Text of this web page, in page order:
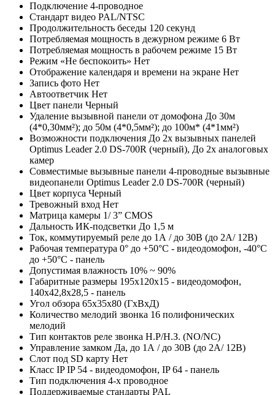
Подключение 4-проводное
Стандарт видео PAL/NTSC
Продолжительность беседы 120 секунд
Потребляемая мощность в дежурном режиме 6 Вт
Потребляемая мощность в рабочем режиме 15 Вт
Режим «Не беспокоить» Нет
Отображение календаря и времени на экране Нет
Запись фото Нет
Автоответчик Нет
Цвет панели Черный
Удаление вызывной панели от домофона До 30м
(4*0,30мм²); до 50м (4*0,5мм²); до 100м* (4*1мм²)
Возможности подключения До 2х вызывных панелей
Optimus Leader 2.0 DS-700R (черный), До 2х аналоговых
камер
Совместимые вызывные панели 4-проводные вызывные
видеопанели Optimus Leader 2.0 DS-700R (черный)
Цвет корпуса Черный
Тревожный вход Нет
Матрица камеры 1/ 3” CMOS
Дальность ИК-подсветки До 1,5 м
Ток, коммутируемый реле до 1А / до 30В (до 2А/ 12В)
Рабочая температура 0° до +50°С - видеодомофон, -40°С
до +50°С - панель
Допустимая влажность 10% ~ 90%
Габаритные размеры 195x120x15 - видеодомофон,
140х42,8х28,5 - панель
Угол обзора 65х35х80 (ГxВxД)
Количество мелодий звонка 16 полифонических
мелодий
Тип контактов реле звонка Н.Р/Н.З. (NO/NC)
Управление замком Да, до 1А / до 30В (до 2А/ 12В)
Слот под SD карту Нет
Класс IP IP 54 - видеодомофон, IP 64 - панель
Тип подключения 4-х проводное
Поддерживаемые стандарты PAL